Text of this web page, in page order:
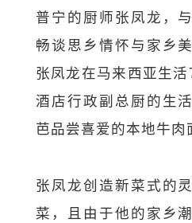
普宁的厨师张凤龙，
畅谈思乡情怀与家乡
张凤龙在马来西亚生
酒店行政副总厨的生
芭品尝喜爱的本地牛肉
张凤龙创造新菜式的
菜，且由于他的家乡